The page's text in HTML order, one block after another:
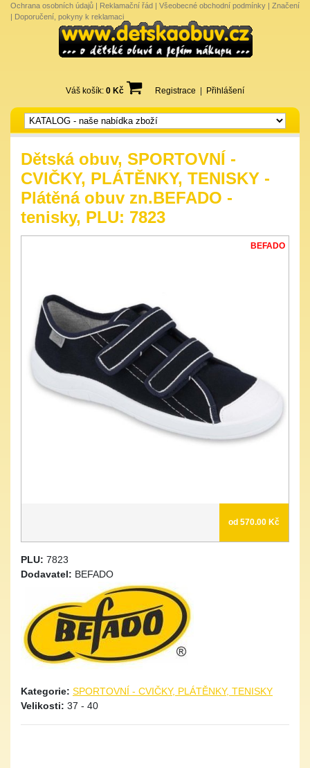
Ochrana osobních údajů | Reklamační řád | Všeobecné obchodní podmínky | Značení
| Doporučení, pokyny k reklamaci
Váš košík: 0 Kč Registrace Přihlášení
Dětská obuv, SPORTOVNÍ -
CVIČKY, PLÁTĚNKY, TENISKY -
Plátěná obuv zn.BEFADO -
tenisky, PLU: 7823
BEFADO
od 570.00 Kč
PLU: 7823
Dodavatel: BEFADO
Kategorie: SPORTOVNÍ - CVIČKY, PLÁTĚNKY, TENISKY
Velikosti: 37 - 40